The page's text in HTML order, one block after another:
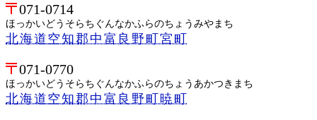
071-0714
ほっかいどうそらちぐんなかふらのちょうみやまち
北海道空知郡中富良野町宮町
071-0770
ほっかいどうそらちぐんなかふらのちょうあかつきまち
北海道空知郡中富良野町暁町